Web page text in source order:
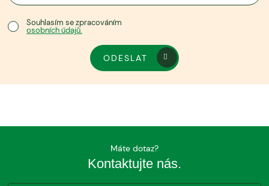
Souhlasím se zpracováním
osobních údajů.
ODESLAT
Máte dotaz?
Kontaktujte nás.